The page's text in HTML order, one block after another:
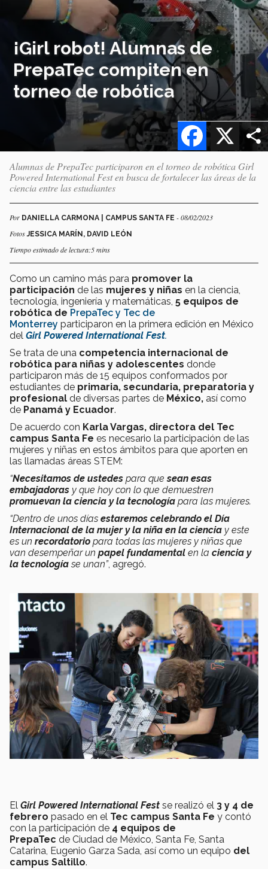
¡Girl robot! Alumnas de
PrepaTec compiten en
torneo de robótica
X
Facebook
Alumnas de PrepaTec participaron en el torneo de robótica Girl
Powered International Fest en busca de fortalecer las áreas de la
ciencia entre las estudiantes
Por DANIELLA CARMONA | CAMPUS SANTA FE - 08/02/2023
FotosJESSICA MARÍN, DAVID LEÓN
Tiempo estimado de lectura:5 mins
Como un camino más para promover la
participación de las mujeres y niñas en la ciencia,
tecnología, ingeniería y matemáticas, 5 equipos de
robótica de PrepaTec y Tec de
Monterrey participaron en la primera edición en México
del Girl Powered International Fest.
Se trata de una competencia internacional de
robótica para niñas y adolescentes donde
participaron más de 15 equipos conformados por
estudiantes de primaria, secundaria, preparatoria y
profesional de diversas partes de México, así como
de Panamá y Ecuador.
De acuerdo con Karla Vargas, directora del Tec
campus Santa Fe es necesario la participación de las
mujeres y niñas en estos ámbitos para que aporten en
las llamadas áreas STEM:
“Necesitamos de ustedes para quesean esas
embajadoras y que hoy con lo que demuestren
promuevan la ciencia y la tecnología para las mujeres.
“Dentro de unos días estaremos celebrando el Día
Internacional de la mujer y la niña en la ciencia y este
es un recordatorio para todas las mujeres y niñas que
van desempeñar un papel fundamental en la ciencia y
la tecnologíase unan”, agregó.
El Girl Powered International Fest se realizó el 3 y 4 de
febrero pasado en el Tec campus Santa Fe y contó
con la participación de 4 equipos de
PrepaTec de Ciudad de México, Santa Fe, Santa
Catarina, Eugenio Garza Sada, así como un equipo del
campus Saltillo.